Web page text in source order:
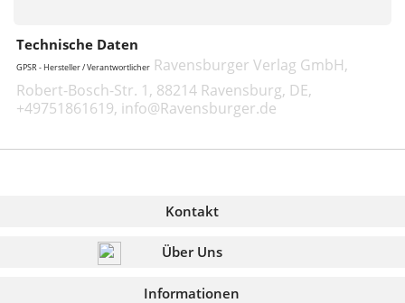
Technische Daten
GPSR - Hersteller / Verantwortlicher Ravensburger Verlag GmbH,
Robert-Bosch-Str. 1, 88214 Ravensburg, DE,
+49751861619, info@Ravensburger.de
Kontakt
Über Uns
Informationen